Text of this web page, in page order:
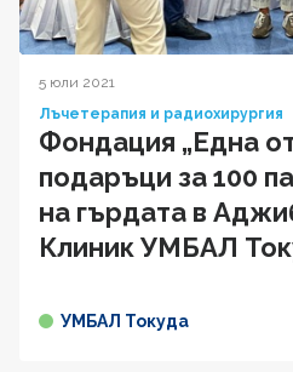
5 юли 2021
Лъчетерапия и радиохирургия
Фондация „Една
подаръци за 100
на гърдата в
Клиник УМБАЛ
УМБАЛ Токуда